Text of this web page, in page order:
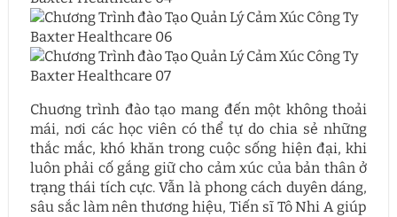
Chuơng trình đào tạo mang đến một không thoải
mái, nơi các học viên có thể tự do chia sẻ những
thắc mắc, khó khăn trong cuộc sống hiện đại, khi
luôn phải cố gắng giữ cho cảm xúc của bản thân ở
trạng thái tích cực. Vẫn là phong cách duyên dáng,
sâu sắc làm nên thương hiệu, Tiến sĩ Tô Nhi A giúp